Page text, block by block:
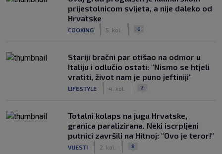
prijestolnicom svijeta, a nije daleko od
Hrvatske
COOKING 5. kol. 0
Stariji bračni par otišao na odmor u
Italiju i odlučio ostati: "Nismo se htjeli
vratiti, život nam je puno jeftiniji"
LIFESTYLE 4. kol. 2
Totalni kolaps na jugu Hrvatske,
granica paralizirana. Neki iscrpljeni
putnici završili na Hitnoj: "Ovo je teror!"
VIJESTI 2. kol. 8